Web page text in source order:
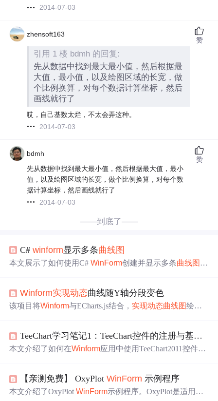
2014-07-03
zhensoft163
引用 1 楼 bdmh 的回复:
先从数据中找到最大最小值，然后根据最
大值，最小值，以及绘图区域的长宽，做
个比例换算，对每个数据计算坐标，然后
画线就行了
哎，自己基数太烂，不太会弄这种。
2014-07-03
赞
bdmh
先从数据中找到最大最小值，然后根据最大值，最小
值，以及绘图区域的长宽，做个比例换算，对每个数
据计算坐标，然后画线就行了
2014-07-03
赞
——到底了——
C#winform显示多条曲线图
本文展示了如何使用C#WinForm创建并显示多条曲线图 。
晰易读。最终实现根据数据动态生成曲线图的效果。
Winform实现动态曲线随Y轴分段变色
该项目将Winform与ECharts.js结合， 实现动态曲线图绘
试等功能，还提供WebBrowser控件兼容性解决方案，适用
于对Winform图表展示有高视觉要求的开发者。
TeeChart学习笔记1：TeeChart控件的注册与基本使用（添加曲线序列、添加数据点）
本文介绍了如何在Winform应用中使用TeeChart2011控件进
数据点，展示实时曲线效果。
【亲测免费】 OxyPlotWinForm 示例程序
本文介绍了OxyPlotWinForm示例程序。OxyPlot是适用于.